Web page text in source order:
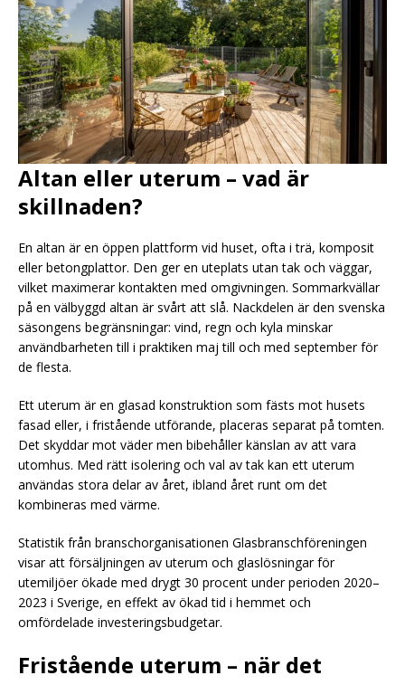
Altan eller uterum – vad är
skillnaden?
En altan är en öppen plattform vid huset, ofta i trä, komposit
eller betongplattor. Den ger en uteplats utan tak och väggar,
vilket maximerar kontakten med omgivningen. Sommarkvällar
på en välbyggd altan är svårt att slå. Nackdelen är den svenska
säsongens begränsningar: vind, regn och kyla minskar
användbarheten till i praktiken maj till och med september för
de flesta.
Ett uterum är en glasad konstruktion som fästs mot husets
fasad eller, i fristående utförande, placeras separat på tomten.
Det skyddar mot väder men bibehåller känslan av att vara
utomhus. Med rätt isolering och val av tak kan ett uterum
användas stora delar av året, ibland året runt om det
kombineras med värme.
Statistik från branschorganisationen Glasbranschföreningen
visar att försäljningen av uterum och glaslösningar för
utemiljöer ökade med drygt 30 procent under perioden 2020–
2023 i Sverige, en effekt av ökad tid i hemmet och
omfördelade investeringsbudgetar.
Fristående uterum – när det